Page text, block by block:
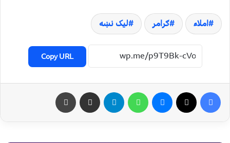
املاء ګرامر لیک نښه
Copy URL